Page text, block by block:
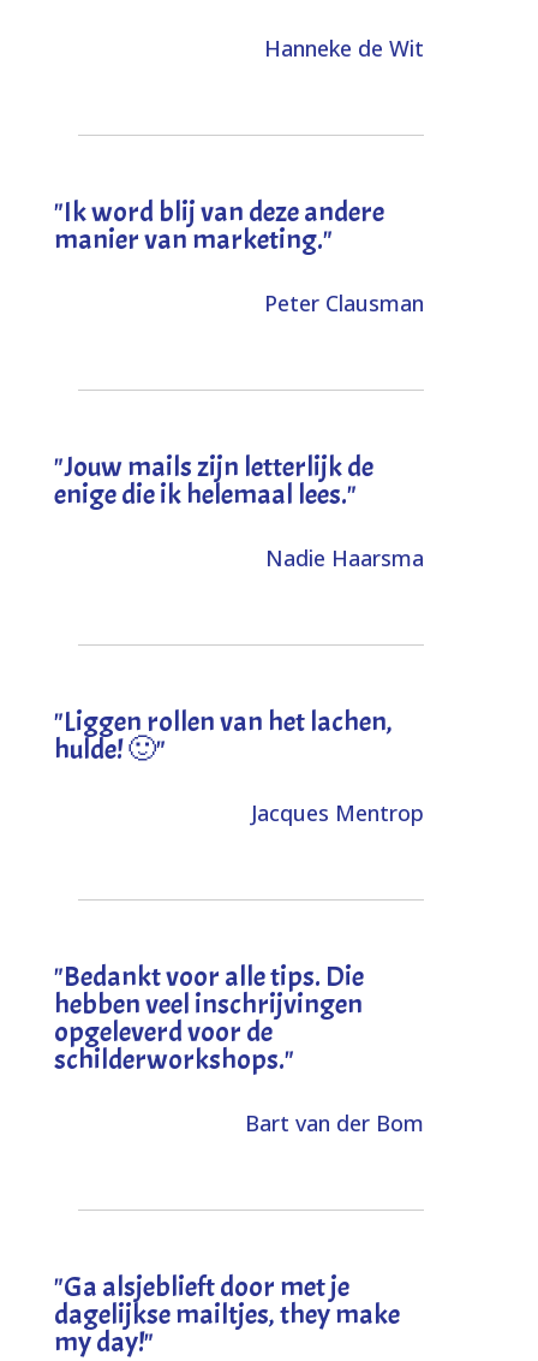
Hanneke de Wit
"Ik word blij van deze andere
manier van marketing."
Peter Clausman
"Jouw mails zijn letterlijk de
enige die ik helemaal lees."
Nadie Haarsma
"Liggen rollen van het lachen,
hulde! 🙂"
Jacques Mentrop
"Bedankt voor alle tips. Die
hebben veel inschrijvingen
opgeleverd voor de
schilderworkshops."
Bart van der Bom
"Ga alsjeblieft door met je
dagelijkse mailtjes, they make
my day!"